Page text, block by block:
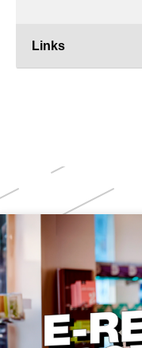
Links
Weitere
Themen